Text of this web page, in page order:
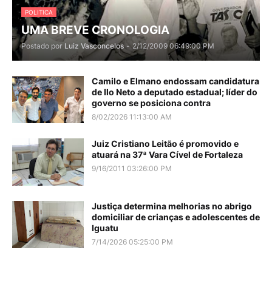
POLITICA
UMA BREVE CRONOLOGIA
Postado por Luiz Vasconcelos - 2/12/2009 06:49:00 PM
Camilo e Elmano endossam candidatura
de Ilo Neto a deputado estadual; líder do
governo se posiciona contra
8/02/2026 11:13:00 AM
Juiz Cristiano Leitão é promovido e
atuará na 37ª Vara Cível de Fortaleza
9/16/2011 03:26:00 PM
Justiça determina melhorias no abrigo
domiciliar de crianças e adolescentes de
Iguatu
7/14/2026 05:25:00 PM